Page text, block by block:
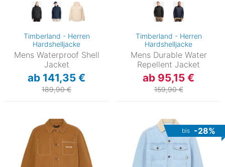
Timberland - Herren
Hardshelljacke
Mens Waterproof Shell
Jacket
ab 141,35 €
189,90 €
Timberland - Herren
Hardshelljacke
Mens Durable Water
Repellent Jacket
ab 95,15 €
159,90 €
bis -28%